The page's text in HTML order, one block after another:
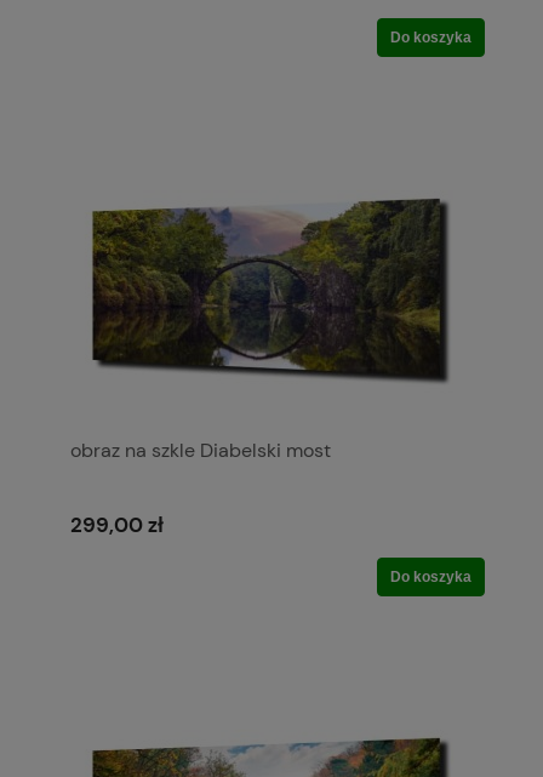
Do koszyka
obraz na szkle Diabelski most
299,00 zł
Do koszyka